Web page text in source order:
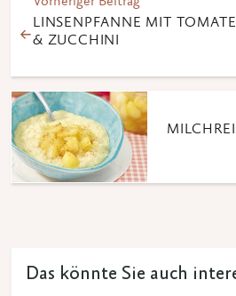
LINSENPFANNE MIT
& ZUCCHINI
Das könnte Sie auch